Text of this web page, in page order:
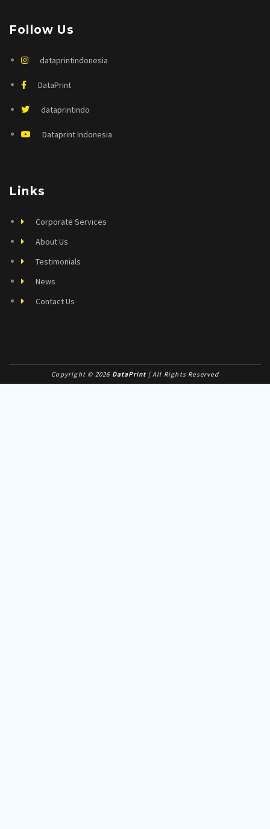
Links
Corporate Services
About Us
Testimonials
News
Contact Us
Follow Us
dataprintindonesia
DataPrint
dataprintindo
Dataprint Indonesia
Copyright © 2026 DataPrint| All Rights Reserved